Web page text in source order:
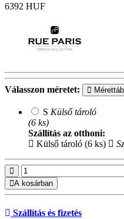
6392 HUF
Válasszon méretet:
S Külső tároló
(6 ks)
Szállítás az otthoni:
Külső tároló (6 ks)
A kosárban
Szállítás és fizetés